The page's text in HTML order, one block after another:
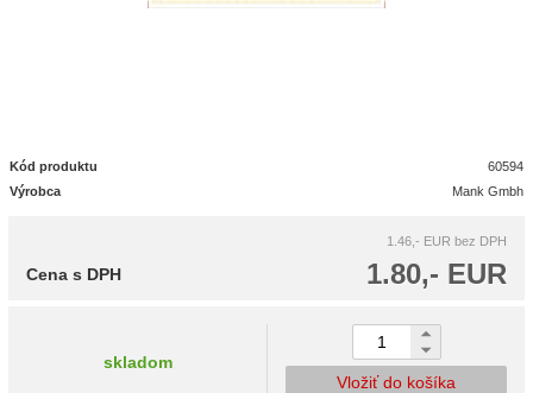
Kód produktu
60594
Výrobca
Mank Gmbh
1.46,- EUR bez DPH
1.80,- EUR
Cena s DPH
skladom
Vložiť do košíka